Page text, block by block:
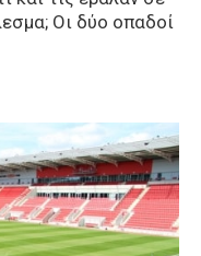
Οι δύο οπαδοί